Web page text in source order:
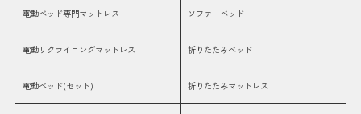
電動ベッド専門マットレス
電動リクライニングマットレス
電動ベッド(セット)
ソファーベッド
折りたたみベッド
折りたたみマットレス